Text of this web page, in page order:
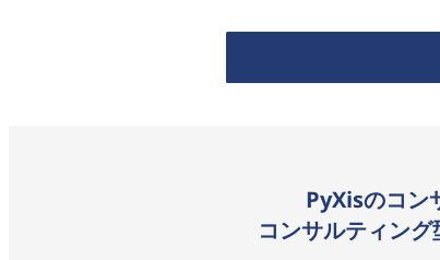
PyXisのコン
コンサルティン